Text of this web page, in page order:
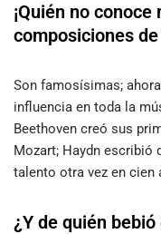
¡Quién no
composiciones
Son famosísimas;
influencia en toda la
Beethoven creó sus
Mozart; Haydn escribió
talento otra vez en cien
¿Y de quién bebió